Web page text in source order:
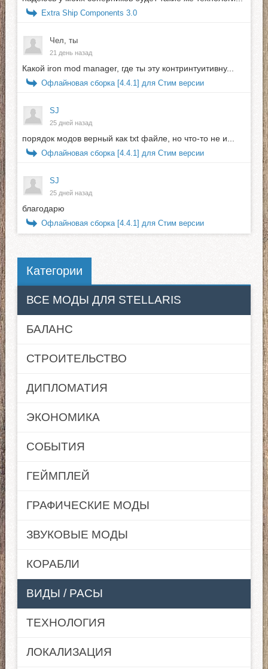
Extra Ship Components 3.0
Чел, ты
21 день назад
Какой iron mod manager, где ты эту контринтуитивну...
Офлайновая сборка [4.4.1] для Стим версии
SJ
25 дней назад
порядок модов верный как txt файле, но что-то не и...
Офлайновая сборка [4.4.1] для Стим версии
SJ
25 дней назад
благодарю
Офлайновая сборка [4.4.1] для Стим версии
Категории
ВСЕ МОДЫ ДЛЯ STELLARIS
БАЛАНС
СТРОИТЕЛЬСТВО
ДИПЛОМАТИЯ
ЭКОНОМИКА
СОБЫТИЯ
ГЕЙМПЛЕЙ
ГРАФИЧЕСКИЕ МОДЫ
ЗВУКОВЫЕ МОДЫ
КОРАБЛИ
ВИДЫ / РАСЫ
ТЕХНОЛОГИЯ
ЛОКАЛИЗАЦИЯ